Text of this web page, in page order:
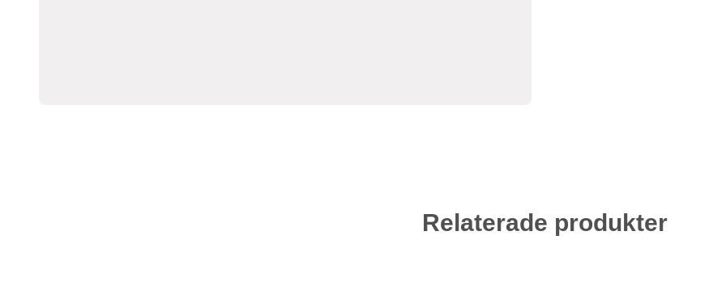
Relaterade produkter